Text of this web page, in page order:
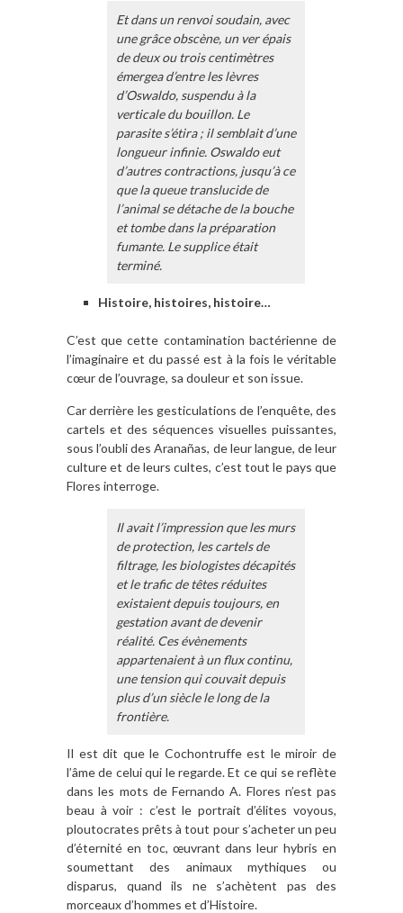
Et dans un renvoi soudain, avec
une grâce obscène, un ver épais
de deux ou trois centimètres
émergea d’entre les lèvres
d’Oswaldo, suspendu à la
verticale du bouillon. Le
parasite s’étira ; il semblait d’une
longueur infinie. Oswaldo eut
d’autres contractions, jusqu’à ce
que la queue translucide de
l’animal se détache de la bouche
et tombe dans la préparation
fumante. Le supplice était
terminé.
Histoire, histoires, histoire…
C’est que cette contamination bactérienne de
l’imaginaire et du passé est à la fois le véritable
cœur de l’ouvrage, sa douleur et son issue.
Car derrière les gesticulations de l’enquête, des
cartels et des séquences visuelles puissantes,
sous l’oubli des Aranañas, de leur langue, de leur
culture et de leurs cultes, c’est tout le pays que
Flores interroge.
Il avait l’impression que les murs
de protection, les cartels de
filtrage, les biologistes décapités
et le trafic de têtes réduites
existaient depuis toujours, en
gestation avant de devenir
réalité. Ces évènements
appartenaient à un flux continu,
une tension qui couvait depuis
plus d’un siècle le long de la
frontière.
Il est dit que le Cochontruffe est le miroir de
l’âme de celui qui le regarde. Et ce qui se reflète
dans les mots de Fernando A. Flores n’est pas
beau à voir : c’est le portrait d’élites voyous,
ploutocrates prêts à tout pour s’acheter un peu
d’éternité en toc, œuvrant dans leur hybris en
soumettant des animaux mythiques ou
disparus, quand ils ne s’achètent pas des
morceaux d’hommes et d’Histoire.